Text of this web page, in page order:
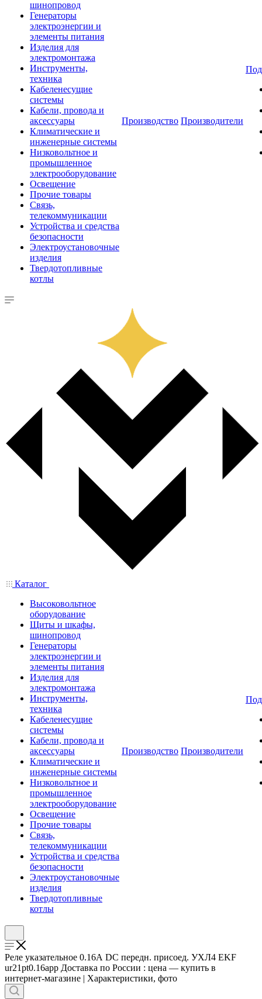
шинопровод
Генераторы
электроэнергии и
элементы питания
Изделия для
электромонтажа
Инструменты,
техника
Кабеленесущие
системы
Кабели, провода и
аксессуары
Климатические и
инженерные системы
Низковольтное и
промышленное
электрооборудование
Освещение
Прочие товары
Связь,
телекоммуникации
Устройства и средства
безопасности
Электроустановочные
изделия
Твердотопливные
котлы
Производство Производители
Каталог
Высоковольтное
оборудование
Щиты и шкафы,
шинопровод
Генераторы
электроэнергии и
элементы питания
Изделия для
электромонтажа
Инструменты,
техника
Кабеленесущие
системы
Кабели, провода и
аксессуары
Климатические и
инженерные системы
Низковольтное и
промышленное
электрооборудование
Освещение
Прочие товары
Связь,
телекоммуникации
Устройства и средства
безопасности
Электроустановочные
изделия
Твердотопливные
котлы
Производство Производители
Реле указательное 0.16А DC передн. присоед. УХЛ4 EKF
ur21pt0.16app Доставка по России : цена — купить в
интернет-магазине | Характеристики, фото